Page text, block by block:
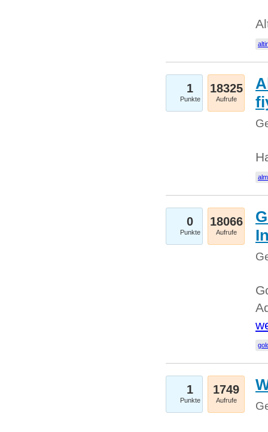
1
Punkte
18325
Aufrufe
0
Punkte
18066
Aufrufe
1
Punkte
1749
Aufrufe